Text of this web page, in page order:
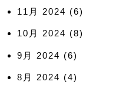
11月 2024 (6)
10月 2024 (8)
9月 2024 (6)
8月 2024 (4)